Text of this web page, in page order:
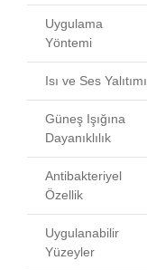
Uygulama
Yöntemi
Isı ve Ses Yalıtımı
Güneş Işığına
Dayanıklılık
Antibakteriyel
Özellik
Uygulanabilir
Yüzeyler